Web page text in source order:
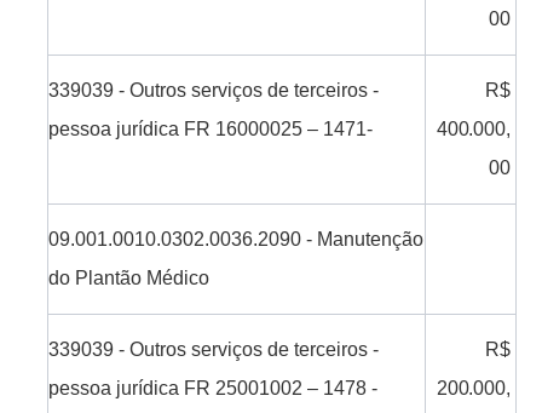
00
339039 - Outros serviços de terceiros -
pessoa jurídica FR 16000025 – 1471-
R$
400.000,
00
09.001.0010.0302.0036.2090 - Manutenção
do Plantão Médico
339039 - Outros serviços de terceiros -
pessoa jurídica FR 25001002 – 1478-
R$
200.000,